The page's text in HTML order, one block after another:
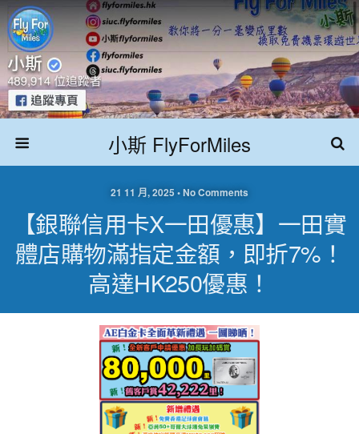
小斯 FlyForMiles
21 11 月, 2025 • No Comments
【銀聯信用卡X一田優惠】一田實
體店購物滿指定金額，即折7%！
高達HK250優惠！